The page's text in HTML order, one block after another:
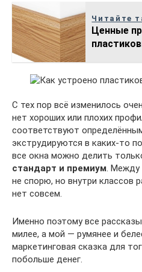
Читайте
Ценные
С тех пор всё изменилось
нет хороших или плохих
соответствуют
экструдируются в каких-то
все окна можно делить
стандарт и премиум. Между
не спорю, но внутри классов
нет совсем.
Именно поэтому все
милее, а мой — румянее и
маркетинговая сказка для
побольше денег.